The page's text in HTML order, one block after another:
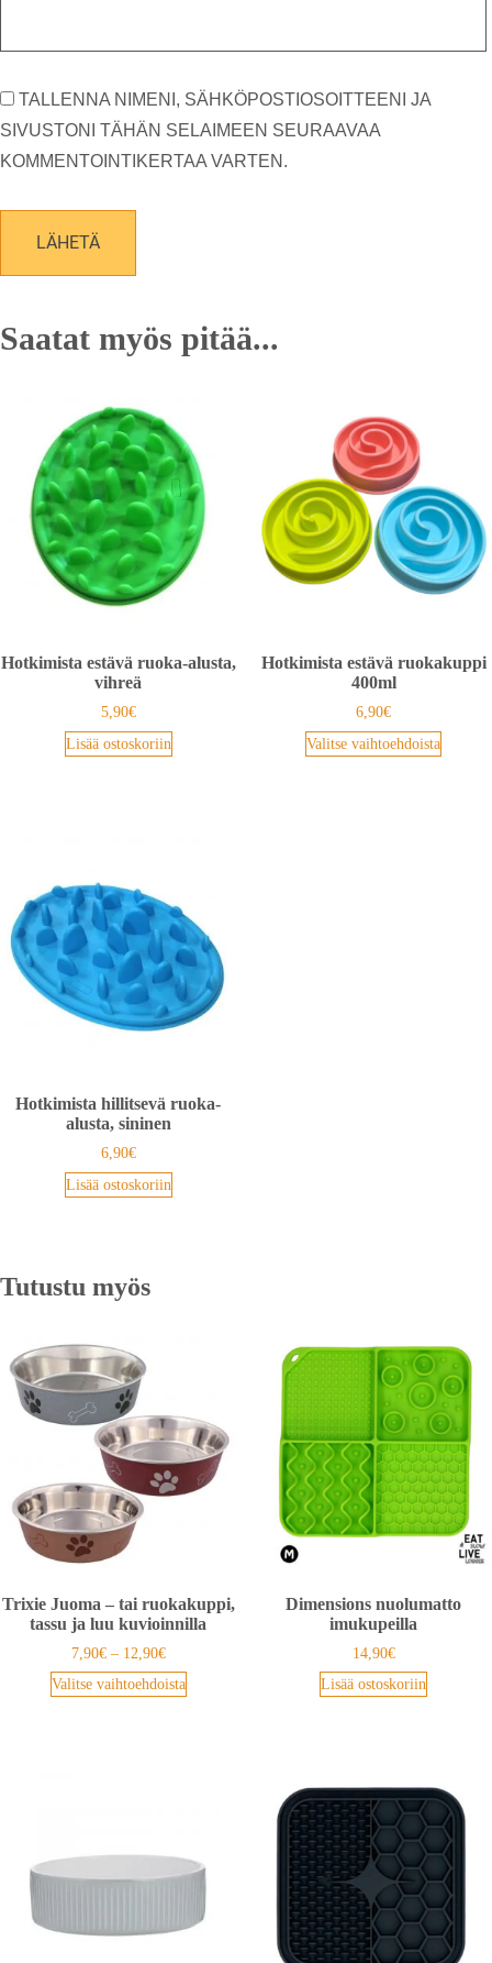
TALLENNA NIMENI, SÄHKÖPOSTIOSOITTEENI JA
SIVUSTONI TÄHÄN SELAIMEEN SEURAAVAA
KOMMENTOINTIKERTAA VARTEN.
Saatat myös pitää...
Hotkimista estävä ruoka-alusta,
vihreä
5,90€
Lisää ostoskoriin
Hotkimista estävä ruokakuppi
400ml
6,90€
Valitse vaihtoehdoista
Hotkimista hillitsevä ruoka-
alusta, sininen
6,90€
Lisää ostoskoriin
Tutustu myös
Trixie Juoma – tai ruokakuppi,
tassu ja luu kuvioinnilla
7,90€ – 12,90€
Valitse vaihtoehdoista
Dimensions nuolumatto
imukupeilla
14,90€
Lisää ostoskoriin